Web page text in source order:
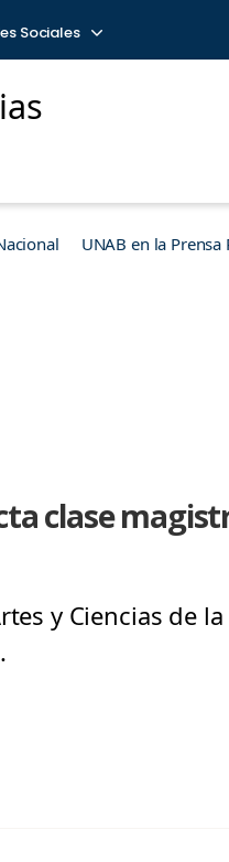
Sociales
UNAB en la Prensa
clase
y Ciencias de